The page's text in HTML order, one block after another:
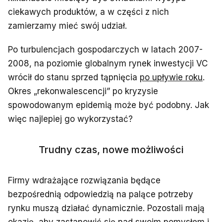
ciekawych produktów, a w części z nich
zamierzamy mieć swój udział.
Po turbulencjach gospodarczych w latach 2007-
2008, na poziomie globalnym rynek inwestycji VC
wrócił do stanu sprzed tąpnięcia po upływie roku.
Okres „rekonwalescencji” po kryzysie
spowodowanym epidemią może być podobny. Jak
więc najlepiej go wykorzystać?
Trudny czas, nowe możliwości
Firmy wdrażające rozwiązania będące
bezpośrednią odpowiedzią na palące potrzeby
rynku muszą działać dynamicznie. Pozostali mają